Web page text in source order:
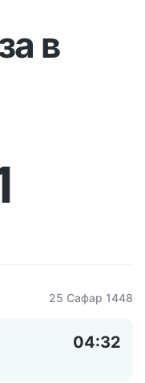
в
25 Сафар 1448
04:32